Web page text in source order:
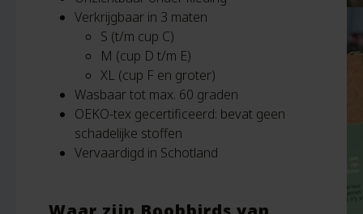
Verkrijgbaar in 3 maten
S (t/m cup C)
M (cup D t/m E)
XL (cup F en groter)
Wasbaar tot max. 60 graden
OEKO-tex gecertificeerd: bevat geen
schadelijke stoffen
Vervaardigd in Schotland